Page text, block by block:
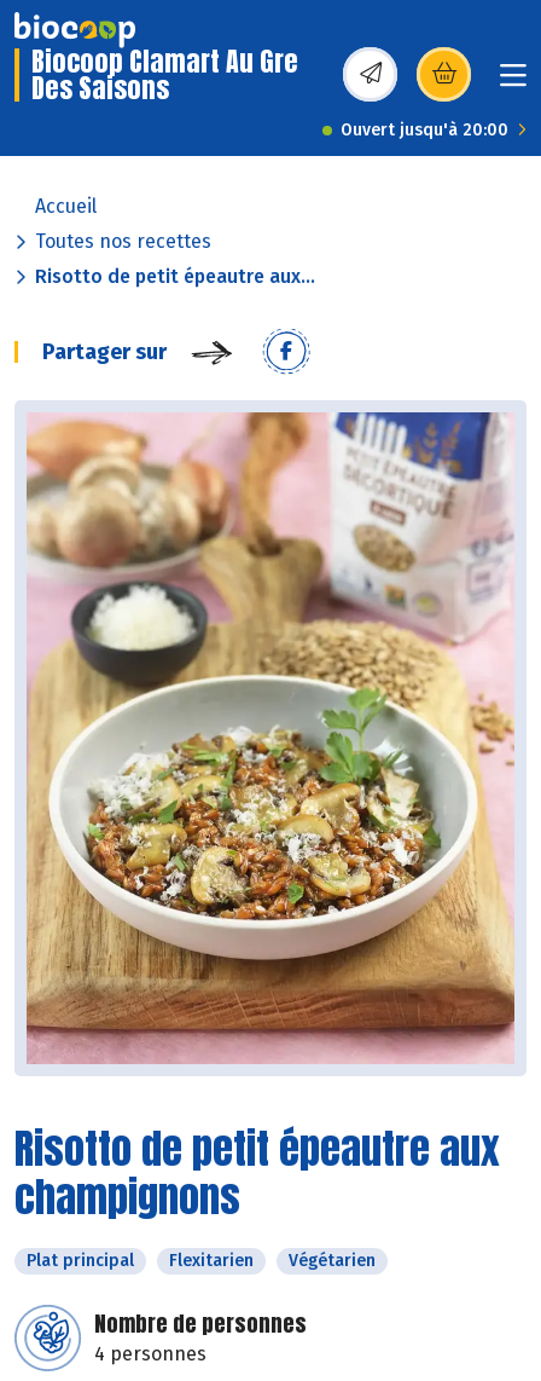
Biocoop Clamart Au Gre
Des Saisons (s’ouvre dans une
Ouvert jusqu'à 20:00
Accueil
Toutes nos recettes
Risotto de petit épeautre aux...
Partager sur
Risotto de petit épeautre aux
champignons
Plat principal Flexitarien Végétarien
Nombre de personnes
4 personnes